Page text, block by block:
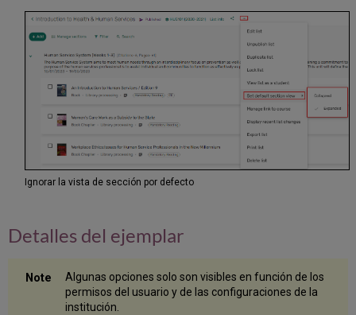
dentro
de
sección
sangría
en
una
sección
Modificar
ejemplares
de
ejemplar
ejemplares
los
Ignorar la vista de sección por defecto
Detalles del ejemplar
Algunas opciones solo son visibles en función de los
permisos del usuario y de las configuraciones de la
institución.